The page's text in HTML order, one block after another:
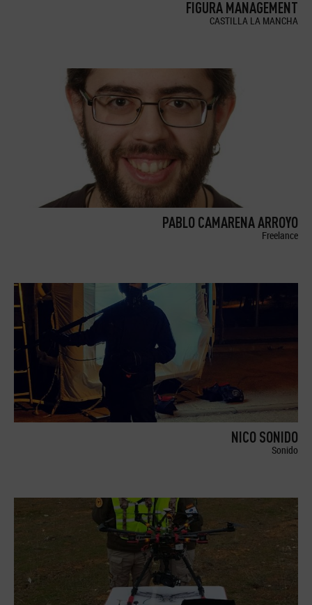
FIGURA MANAGEMENT
CASTILLA LA MANCHA
PABLO CAMARENA ARROYO
Freelance
NICO SONIDO
Sonido